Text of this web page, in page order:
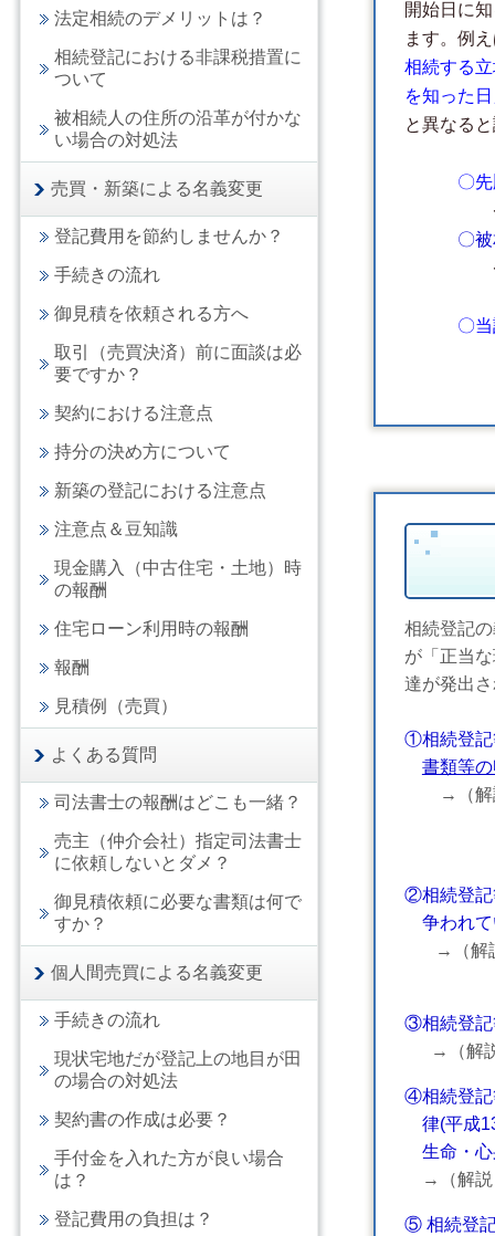
開始日に
ます。例
相続する立
を知った
と異なる
〇
→（例）
〇
→（例）
〇
相続登記
が「正当
達が発出
①相続登記
書類等
→（解説
②相続登記
争われて
→（解説
③相続登記
→（解説
④相続登記
律(平成
生命・心
→（解説
⑤ 相続登
法定相続のデメリットは？
相続登記における非課税措置に
ついて
被相続人の住所の沿革が付かな
い場合の対処法
売買・新築による名義変更
登記費用を節約しませんか？
手続きの流れ
御見積を依頼される方へ
取引（売買決済）前に面談は必
要ですか？
契約における注意点
持分の決め方について
新築の登記における注意点
注意点＆豆知識
現金購入（中古住宅・土地）時
の報酬
住宅ローン利用時の報酬
報酬
見積例（売買）
よくある質問
司法書士の報酬はどこも一緒？
売主（仲介会社）指定司法書士
に依頼しないとダメ？
御見積依頼に必要な書類は何で
すか？
個人間売買による名義変更
手続きの流れ
現状宅地だが登記上の地目が田
の場合の対処法
契約書の作成は必要？
手付金を入れた方が良い場合
は？
登記費用の負担は？